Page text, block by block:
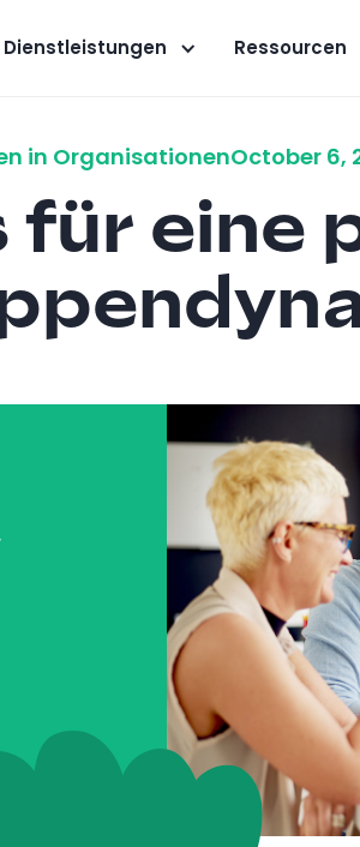
Dienstleistungen Ressourcen
in OrganisationenOctober 6,
für eine